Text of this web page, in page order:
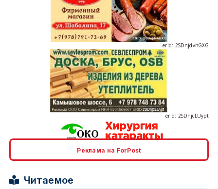
erid: 2SDnjdvhGXG
erid: 2SDnjcrDNw6
Реклама на ForPost
Читаемое